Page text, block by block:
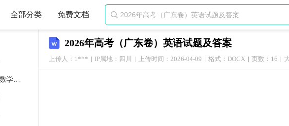
全部分类 免费文档 
2026年高考（广东卷）英语试题及答案
上传人：1*** IP属地：四川 上传时间：2026-04-09 格式：DOCX 页数：16
2026年教师资格证考试小学数学单套试卷